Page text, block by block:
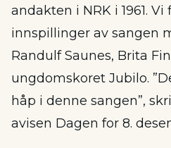
andakten i NRK i 1961.
innspillinger av sangen
Randulf Saunes, Brita
ungdomskoret Jubilo.
håp i denne sangen”,
avisen Dagen for 8.